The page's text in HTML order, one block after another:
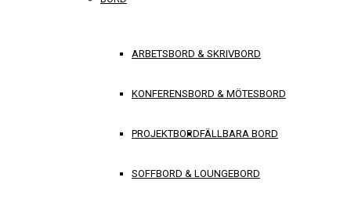
ARBETSBORD & SKRIVBORD
KONFERENSBORD & MÖTESBORD
PROJEKTBORDFÄLLBARA BORD
SOFFBORD & LOUNGEBORD